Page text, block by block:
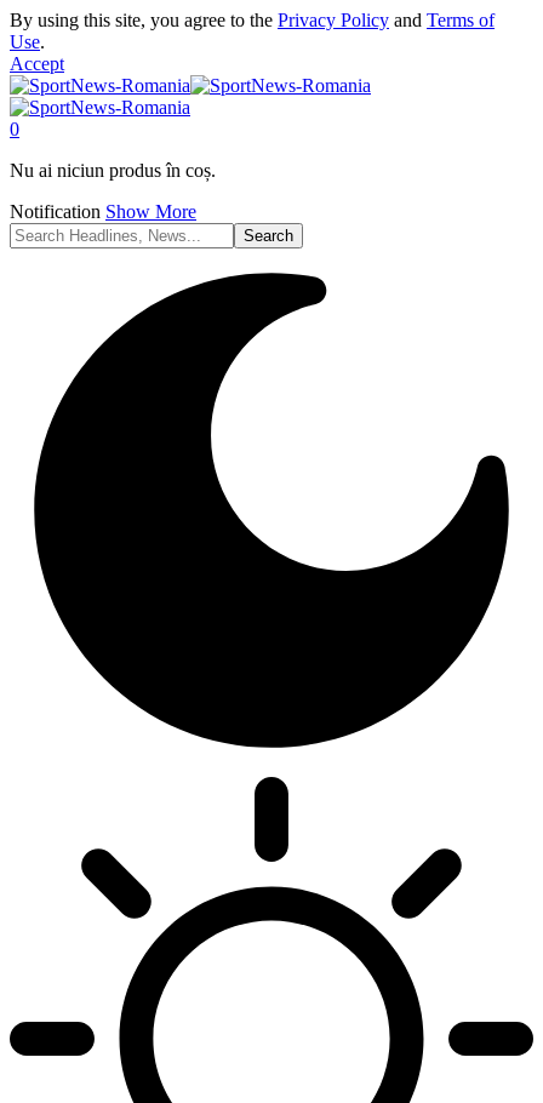
By using this site, you agree to the Privacy Policy and Terms of
Use.
Accept
0
Nu ai niciun produs în coș.
Notification Show More